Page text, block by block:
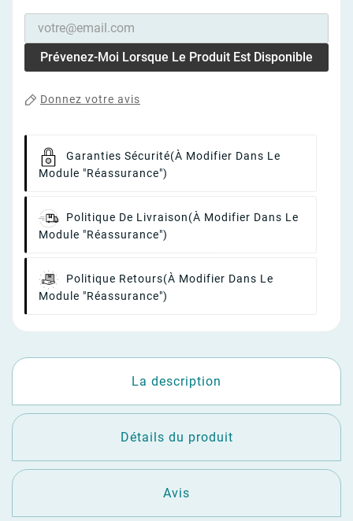
Prévenez-Moi Lorsque Le Produit Est Disponible
Donnez votre avis
Garanties Sécurité(à Modifier Dans Le
Module "Réassurance")
Politique De Livraison(à Modifier Dans Le
Module "Réassurance")
Politique Retours(à Modifier Dans Le
Module "Réassurance")
La description
Détails du produit
Avis